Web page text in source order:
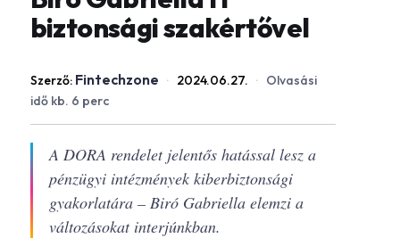
biztonsági szakértővel
Szerző: Fintechzone · 2024.06.27. · Olvasási
idő kb. 6 perc
A DORA rendelet jelentős hatással lesz a
pénzügyi intézmények kiberbiztonsági
gyakorlatára – Biró Gabriella elemzi a
változásokat interjúnkban.